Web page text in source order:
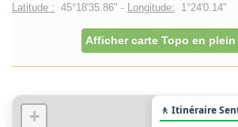
Latitude : 45°18'35.86" - Longitude: 1°24'0.14"
Afficher carte Topo en plein
+
🚶 Itinéraire